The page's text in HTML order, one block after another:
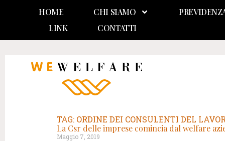
HOME CHI SIAMO
LINK
CONTATTI
TAG: ORDINE DEI CONSULENTI DEL
La Csr delle imprese comincia dal welfare
Maggio 7, 2019